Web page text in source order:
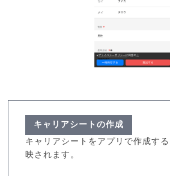
キャリアシートの作成
キャリアシートをアプリで作成す
映されます。